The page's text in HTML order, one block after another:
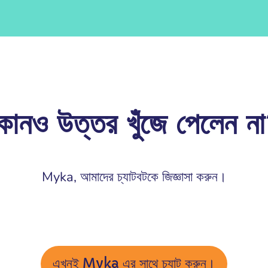
উত্তর খুঁজে পেলেন
Myka, আমাদের চ্যাটবটকে জিজ্ঞাসা করুন।
এখনই Myka এর সাথে চ্যাট করুন।